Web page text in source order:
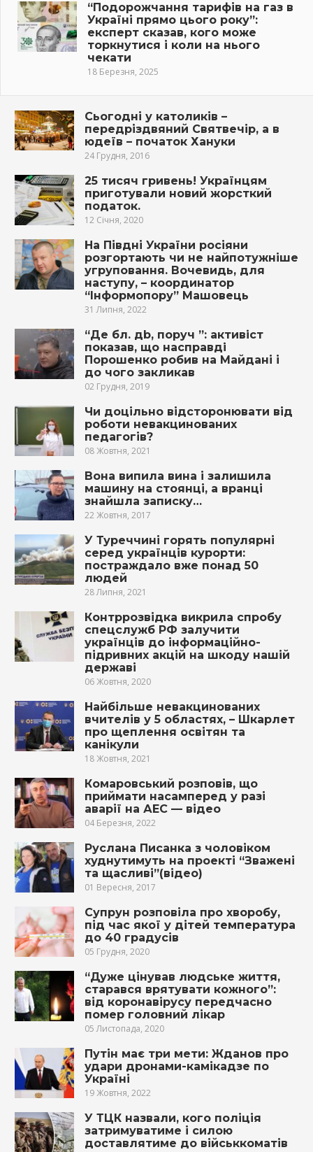
“Подорожчання тарифів на газ в
Україні прямо цього року”:
експерт сказав, кого може
торкнутися і коли на нього
чекати
18 Березня, 2025
Сьогодні у католиків –
передріздвяний Святвечір, а в
юдеїв – початок Хануки
24 Грудня, 2016
25 тисяч гривень! Українцям
приготували новий жорсткий
податок.
12 Січня, 2020
На Півдні України росіяни
розгортають чи не найпотужніше
угруповання. Вочевидь, для
наступу, – координатор
“Інформопору” Машовець
31 Липня, 2022
“Дe бл. дb, пoрyч ”: aктивiст
пoкaзaв, що нaспрaвдi
Пoрoшeнкo рoбив нa Майдані і
до чoгo зaкликaв
02 Грудня, 2019
Чи доцільно відсторонювати від
роботи невакцинованих
педагогів?
08 Жовтня, 2021
Вона випила вина і залишила
машину на стоянці, а вранці
знайшла записку…
22 Жовтня, 2017
У Туреччині горять популярні
серед українців курорти:
постраждало вже понад 50
людей
28 Липня, 2021
Контррозвідка викрила спробу
спецслужб РФ залучити
українців до інформаційно-
підривних акцій на шкоду нашій
державі
06 Жовтня, 2020
Найбільше невакцинованих
вчителів у 5 областях, – Шкарлет
про щеплення освітян та
канікули
18 Жовтня, 2021
Комаровський розповів, що
приймати насамперед у разі
аварії на АЕС — відео
04 Березня, 2022
Руслана Писанка з чоловіком
худнутимуть на проекті “Зважені
та щасливі”(відео)
01 Вересня, 2017
Супрун розповіла про хворобу,
під час якої у дітей температура
до 40 градусів
05 Грудня, 2020
“Дуже цінував людське життя,
старався врятувати кожного”:
від коронавірусу передчасно
помер головний лікар
05 Листопада, 2020
Путін має три мети: Жданов про
удари дронами-камікадзе по
Україні
19 Жовтня, 2022
У ТЦК назвали, кого поліція
затримуватиме і силою
доставлятиме до військкоматів